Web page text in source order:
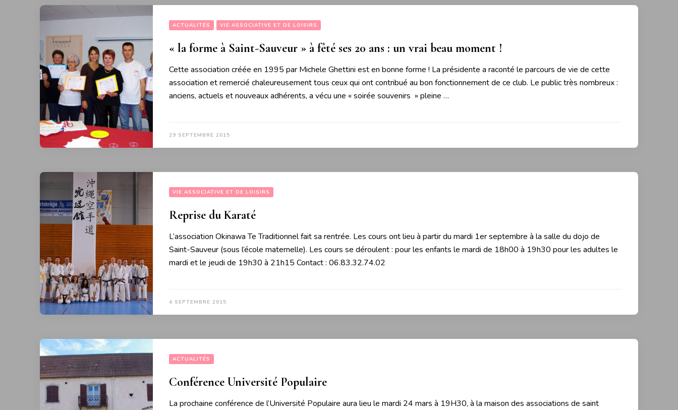
ACTUALITÉS VIE ASSOCIATIVE ET DE LOISIRS
« la forme à Saint-Sauveur » à fêté ses 20 ans : un vrai beau moment !
Cette association créée en 1995 par Michele Ghettini est en bonne forme ! La présidente a raconté le parcours de vie de cette
association et remercié chaleureusement tous ceux qui ont contribué au bon fonctionnement de ce club. Le public très nombreux :
anciens, actuels et nouveaux adhérents, a vécu une « soirée souvenirs » pleine …
29 SEPTEMBRE 2015
VIE ASSOCIATIVE ET DE LOISIRS
Reprise du Karaté
L’association Okinawa Te Traditionnel fait sa rentrée. Les cours ont lieu à partir du mardi 1er septembre à la salle du dojo de
Saint-Sauveur (sous l’école maternelle). Les cours se déroulent : pour les enfants le mardi de 18h00 à 19h30 pour les adultes le
mardi et le jeudi de 19h30 à 21h15 Contact : 06.83.32.74.02
4 SEPTEMBRE 2015
ACTUALITÉS
Conférence Université Populaire
La prochaine conférence de l’Université Populaire aura lieu le mardi 24 mars à 19H30, à la maison des associations de saint